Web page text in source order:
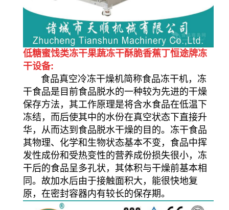
低糖蜜饯类冻干果蔬冻干酥脆香蕉丁恒途牌冻
干设备:
食品真空冷冻干燥机简称食品冻干机，冻
干食品是目前食品脱水的一种较为先进的干燥
保存方法，其工作原理是将含水食品在低温下
冻结，而后使其中的水份在真空状态下直接升
华，从而达到食品脱水干燥的目的。冻干食品
其物理、化学和生物状态基本不变，食品中挥
发性成份和受热变性的营养成份损失很小，冻
干后的食品呈多孔状，其体积与干燥前基本相
同。故加水后由于接触面积大，能很快地复
原，在密封容器内有较长的保存期。